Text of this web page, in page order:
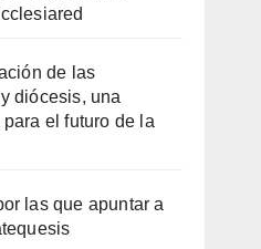
de las
diócesis, una
el futuro de la
las que apuntar a